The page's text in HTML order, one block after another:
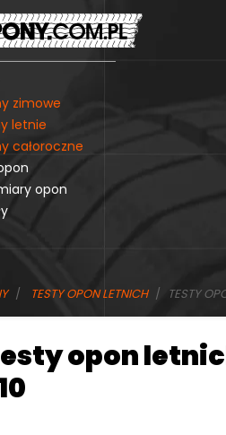
zimowe
letnie
całoroczne
opon
TESTY OPON LETNICH TESTY
opon